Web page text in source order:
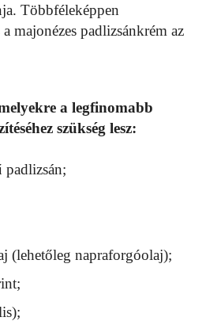
Többféleképpen
majonézes padlizsánkrém az
a legfinomabb
szükség lesz:
padlizsán;
(lehetőleg napraforgóolaj);